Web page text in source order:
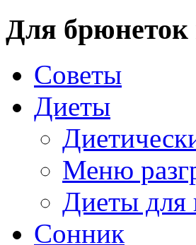
Для брюнеток
Советы
Диеты
Меню
Диеты для
Сонник